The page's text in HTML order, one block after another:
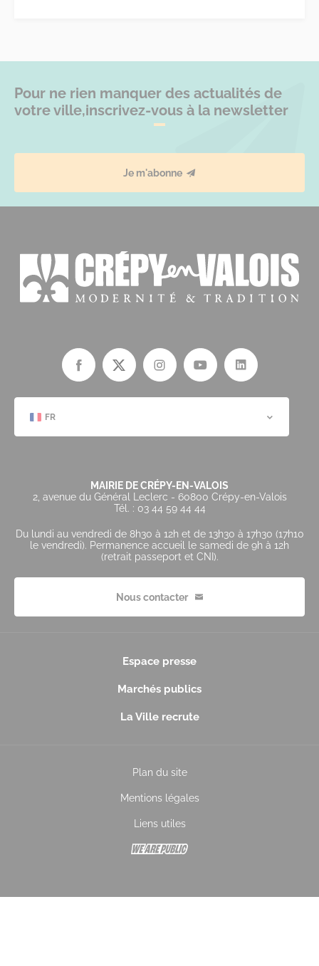
Pour ne rien manquer des actualités de
votre ville,inscrivez-vous à la newsletter
Je m'abonne
FR
MAIRIE DE CRÉPY-EN-VALOIS
2, avenue du Général Leclerc - 60800 Crépy-en-Valois
Tél. : 03 44 59 44 44
Du lundi au vendredi de 8h30 à 12h et de 13h30 à 17h30 (17h10
le vendredi). Permanence accueil le samedi de 9h à 12h
(retrait passeport et CNI).
Nous contacter
Espace presse
Marchés publics
La Ville recrute
Plan du site
Mentions légales
Liens utiles